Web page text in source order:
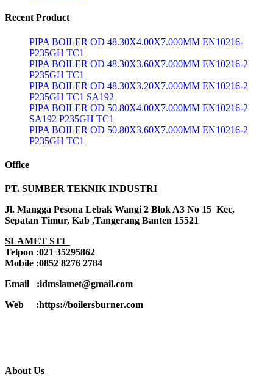
Recent Product
PIPA BOILER OD 48.30X4.00X7.000MM EN10216-
P235GH TC1
PIPA BOILER OD 48.30X3.60X7.000MM EN10216-2
P235GH TC1
PIPA BOILER OD 48.30X3.20X7.000MM EN10216-2
P235GH TC1 SA192
PIPA BOILER OD 50.80X4.00X7.000MM EN10216-2
SA192 P235GH TC1
PIPA BOILER OD 50.80X3.60X7.000MM EN10216-2
P235GH TC1
Office
PT. SUMBER TEKNIK INDUSTRI
Jl. Mangga Pesona Lebak Wangi 2 Blok A3 No 15 Kec,
Sepatan Timur, Kab ,Tangerang Banten 15521
SLAMET STI
Telpon :021 35295862
Mobile :0852 8276 2784
Email :idmslamet@gmail.com
Web :https://boilersburner.com
About Us